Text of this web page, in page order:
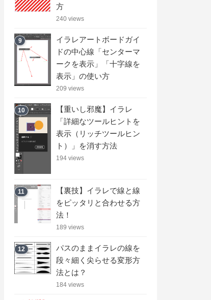
方
240 views
9
イラレアートボードガイ
ドの中心線「センターマ
ークを表示」「十字線を
表示」の使い方
209 views
10
【重いし邪魔】イラレ
「詳細なツールヒントを
表示（リッチツールヒン
ト）」を消す方法
194 views
11
【裏技】イラレで線と線
をピッタリと合わせる方
法！
189 views
12
パスのままイラレの線を
段々細く尖らせる変形方
法とは？
184 views